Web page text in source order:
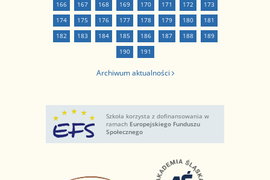
166
167 168 169 170 171 172
173
174
175 176 177 178 179 180
181
182
183 184 185 186 187 188
189
190
191
Archiwum aktualności
Szkoła korzysta z dofinansowania w
ramach Europejskiego Funduszu
Społecznego